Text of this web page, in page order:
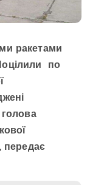
ракетами
Поцілили по
голова
передає